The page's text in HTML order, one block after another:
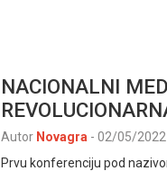
NACIONALNI
Autor Novagra - 02/05/2022
Prvu konferenciju pod